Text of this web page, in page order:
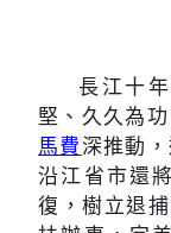
長江十
堅、久久為
馬費深推動
沿江省市還
復，樹立退